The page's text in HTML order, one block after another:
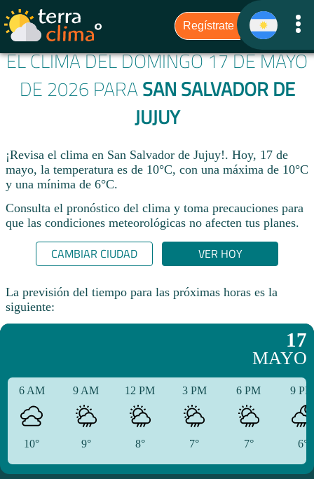
EL CLIMA DEL DOMINGO 17 DE MAYO
DE 2026 PARA SAN SALVADOR DE
JUJUY
¡Revisa el clima en San Salvador de Jujuy!. Hoy, 17 de
mayo, la temperatura es de 10°C, con una máxima de 10°C
y una mínima de 6°C.​
Consulta el pronóstico del clima y toma precauciones para
que las condiciones meteorológicas no afecten tus planes.​
CAMBIAR CIUDAD VER HOY
La previsión del tiempo para las próximas horas es la
siguiente:
17
MAYO
6 AM
10°
9 AM
9°
12 PM
8°
3 PM
7°
6 PM
7°
9
6°